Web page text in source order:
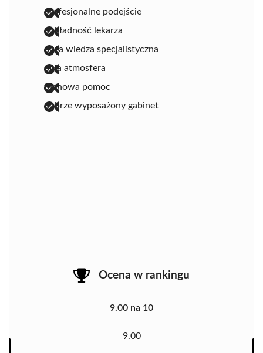
profesjonalne podejście
dokładność lekarza
duża wiedza specjalistyczna
miła atmosfera
fachowa pomoc
dobrze wyposażony gabinet
Ocena w rankingu
9.00 na 10
9.00